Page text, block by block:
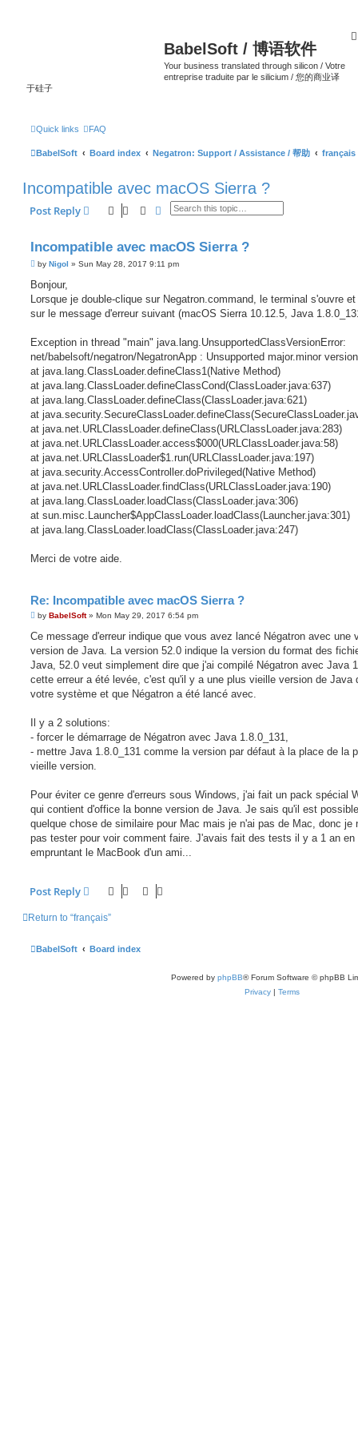
BabelSoft / 博语软件
Your business translated through silicon / Votre
entreprise traduite par le silicium / 您的商业译
于硅子
Quick links FAQ
BabelSoft Board index Negatron: Support / Assistance / 帮助 français
Incompatible avec macOS Sierra ?
Post Reply SearchAdvanced search
Incompatible avec macOS Sierra ?
P
s
by Nigol » Sun May 28, 2017 9:11 pm
Bonjour,
Lorsque je double-clique sur Negatron.command, le terminal s'ouvre et
sur le message d'erreur suivant (macOS Sierra 10.12.5, Java
Exception in thread "main" java.lang.UnsupportedClassVersionError:
net/babelsoft/negatron/NegatronApp : Unsupported major.minor
at java.lang.ClassLoader.defineClass1(Native Method)
at java.lang.ClassLoader.defineClassCond(ClassLoader.java:637)
at java.lang.ClassLoader.defineClass(ClassLoader.java:621)
at
at java.net.URLClassLoader.defineClass(URLClassLoader.java:283)
at java.net.URLClassLoader.access$000(URLClassLoader.java:58)
at java.net.URLClassLoader$1.run(URLClassLoader.java:197)
at java.security.AccessController.doPrivileged(Native Method)
at java.net.URLClassLoader.findClass(URLClassLoader.java:190)
at java.lang.ClassLoader.loadClass(ClassLoader.java:306)
at sun.misc.Launcher$AppClassLoader.loadClass(Launcher.java:301)
at java.lang.ClassLoader.loadClass(ClassLoader.java:247)
Merci de votre aide.
Re: Incompatible avec macOS Sierra ?
P
s
by BabelSoft» Mon May 29, 2017 6:54 pm
Ce message d'erreur indique que vous avez lancé Négatron avec une
version de Java. La version 52.0 indique la version du format des
Java, 52.0 veut simplement dire que j'ai compilé Négatron avec Java
cette erreur a été levée, c'est qu'il y a une plus vieille version de Java
votre système et que Négatron a été lancé avec.
Il y a 2 solutions:
- forcer le démarrage de Négatron avec Java 1.8.0_131,
- mettre Java 1.8.0_131 comme la version par défaut à la place de la
vieille version.
Pour éviter ce genre d'erreurs sous Windows, j'ai fait un pack spécial
qui contient d'office la bonne version de Java. Je sais qu'il est
quelque chose de similaire pour Mac mais je n'ai pas de Mac, donc je
pas tester pour voir comment faire. J'avais fait des tests il y a 1 an en
empruntant le MacBook d'un ami...
Post Reply
Return to “français”
BabelSoft Board index
Powered by phpBB® Forum Software © phpBB
Privacy | Terms